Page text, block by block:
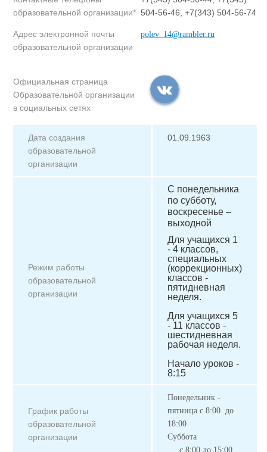
образовательной организации* 504-56-46, +7(343) 504-56-74
Адрес электронной почты
образовательной организации
polev_14@rambler.ru
Официальная страница
Образовательной организации
в социальных сетях
Дата создания
образовательной
организации
01.09.1963
Режим работы
образовательной
организации
С понедельника
по субботу,
воскресенье –
выходной
Для учащихся 1
- 4 классов,
специальных
(коррекционных)
классов -
пятидневная
неделя.
Для учащихся 5
- 11 классов -
шестидневная
рабочая неделя.
Начало уроков -
8:15
График работы
образовательной
организации
Понедельник -
пятница с 8:00 до
18:00
Суббота
с 8:00 до 15:00